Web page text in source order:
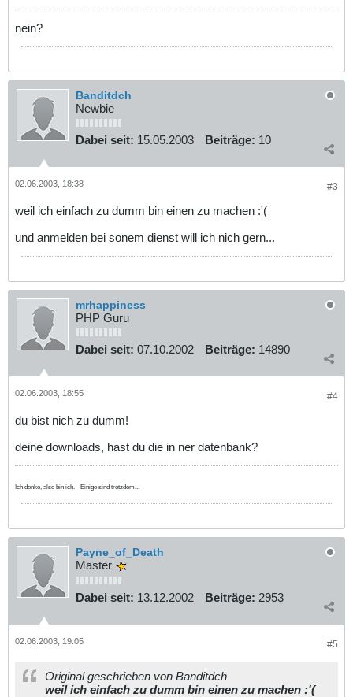
nein?
Banditdch
Newbie
Dabei seit: 15.05.2003 Beiträge: 10
#3
02.06.2003, 18:38
weil ich einfach zu dumm bin einen zu machen :'(
und anmelden bei sonem dienst will ich nich gern...
mrhappiness
PHP Guru
Dabei seit: 07.10.2002 Beiträge: 14890
#4
02.06.2003, 18:55
du bist nich zu dumm!
deine downloads, hast du die in ner datenbank?
Ich denke, also bin ich. - Einige sind trotzdem...
Payne_of_Death
Master
Dabei seit: 13.12.2002 Beiträge: 2953
#5
02.06.2003, 19:05
Original geschrieben von Banditdch
weil ich einfach zu dumm bin einen zu machen :'(